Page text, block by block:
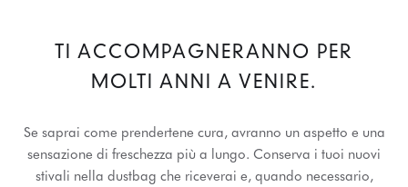
TI ACCOMPAGNERANNO PER
MOLTI ANNI A VENIRE.
Se saprai come prendertene cura, avranno un aspetto e una
sensazione di freschezza più a lungo. Conserva i tuoi nuovi
stivali nella dustbag che riceverai e, quando necessario,